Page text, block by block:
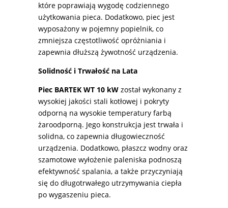
które poprawiają wygodę codziennego
użytkowania pieca. Dodatkowo, piec jest
wyposażony w pojemny popielnik, co
zmniejsza częstotliwość opróżniania i
zapewnia dłuższą żywotność urządzenia.
Solidność i Trwałość na Lata
Piec BARTEK WT 10 kWzostał wykonany z
wysokiej jakości stali kotłowej i pokryty
odporną na wysokie temperatury farbą
żaroodporną. Jego konstrukcja jest trwała i
solidna, co zapewnia długowieczność
urządzenia. Dodatkowo, płaszcz wodny oraz
szamotowe wyłożenie paleniska podnoszą
efektywność spalania, a także przyczyniają
się do długotrwałego utrzymywania ciepła
po wygaszeniu pieca.